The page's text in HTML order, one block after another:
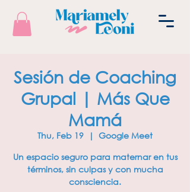
Sesión de Coaching
Grupal | Más Que
Mamá
Thu, Feb 19
  |
Google Meet
Un espacio seguro para maternar en tus
términos, sin culpas y con mucha
consciencia.